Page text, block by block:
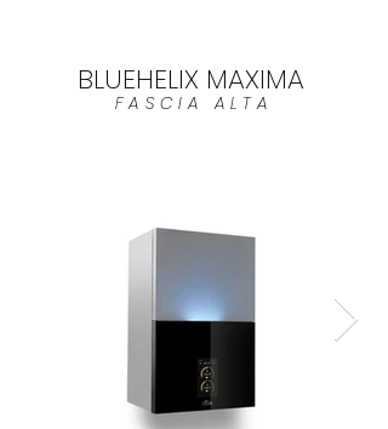
BLUEHELIX MAXIMA
FASCIA ALTA